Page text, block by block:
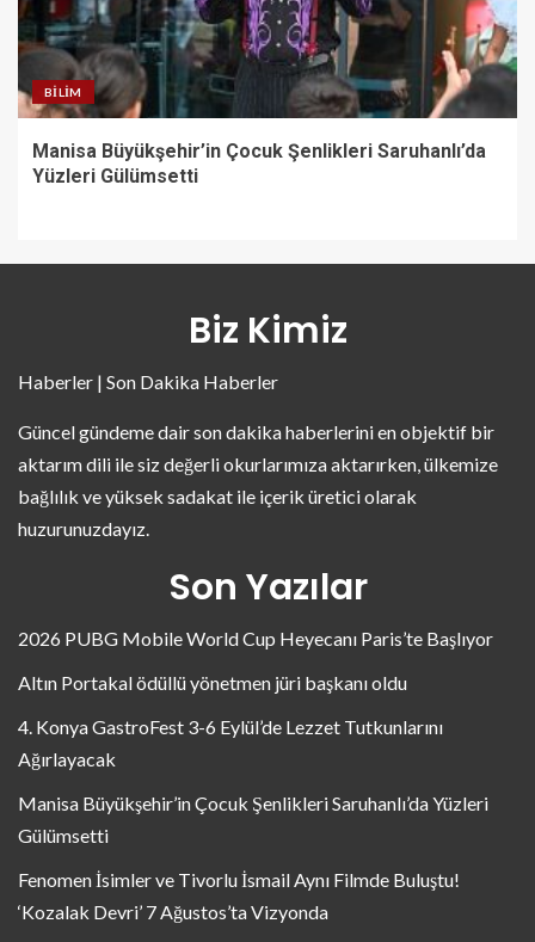
BILIM
Manisa Büyükşehir’in Çocuk Şenlikleri Saruhanlı’da
Yüzleri Gülümsetti
Biz Kimiz
Haberler | Son Dakika Haberler
Güncel gündeme dair son dakika haberlerini en objektif bir
aktarım dili ile siz değerli okurlarımıza aktarırken, ülkemize
bağlılık ve yüksek sadakat ile içerik üretici olarak
huzurunuzdayız.
Son Yazılar
2026 PUBG Mobile World Cup Heyecanı Paris’te Başlıyor
Altın Portakal ödüllü yönetmen jüri başkanı oldu
4. Konya GastroFest 3-6 Eylül’de Lezzet Tutkunlarını
Ağırlayacak
Manisa Büyükşehir’in Çocuk Şenlikleri Saruhanlı’da Yüzleri
Gülümsetti
Fenomen İsimler ve Tivorlu İsmail Aynı Filmde Buluştu!
‘Kozalak Devri’ 7 Ağustos’ta Vizyonda